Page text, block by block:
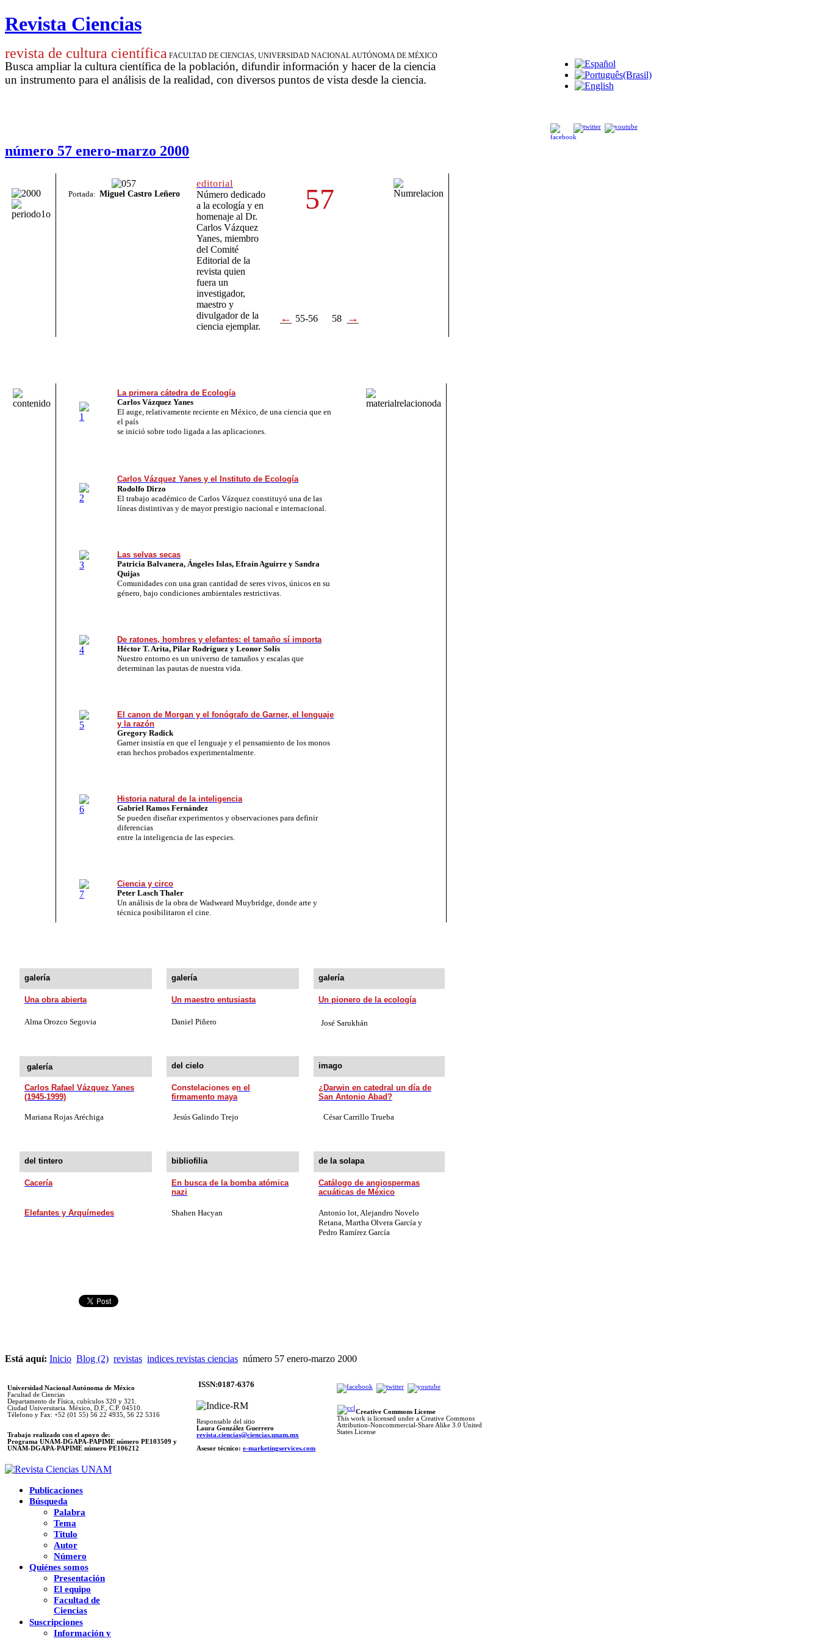
Revista Ciencias
revista de cultura científica FACULTAD DE CIENCIAS, UNIVERSIDAD NACIONAL AUTÓNOMA DE MÉXICO
Busca ampliar la cultura científica de la población, difundir información y hacer de la ciencia
un instrumento para el análisis de la realidad, con diversos puntos de vista desde la ciencia.
número 57 enero-marzo 2000
Portada: Miguel Castro Leñero
editorial
Número dedicado
a la ecología y en
homenaje al Dr.
Carlos Vázquez
Yanes, miembro
del Comité
Editorial de la
revista quien
fuera un
investigador,
maestro y
divulgador de la
ciencia ejemplar.
57
← 55-56 58 →
La primera cátedra de Ecología
Carlos Vázquez Yanes
El auge, relativamente reciente en México, de una ciencia que en
el país
se inició sobre todo ligada a las aplicaciones.
Carlos Vázquez Yanes y el Instituto de Ecología
Rodolfo Dirzo
El trabajo académico de Carlos Vázquez constituyó una de las
líneas distintivas y de mayor prestigio nacional e internacional.
Las selvas secas
Patricia Balvanera, Ángeles Islas, Efraín Aguirre y Sandra
Quijas
Comunidades con una gran cantidad de seres vivos, únicos en su
género, bajo condiciones ambientales restrictivas.
De ratones, hombres y elefantes: el tamaño sí importa
Héctor T. Arita, Pilar Rodríguez y Leonor Solís
Nuestro entorno es un universo de tamaños y escalas que
determinan las pautas de nuestra vida.
El canon de Morgan y el fonógrafo de Garner, el lenguaje
y la razón
Gregory Radick
Garner insistía en que el lenguaje y el pensamiento de los monos
eran hechos probados experimentalmente.
Historia natural de la inteligencia
Gabriel Ramos Fernández
Se pueden diseñar experimentos y observaciones para definir
diferencias
entre la inteligencia de las especies.
Ciencia y circo
Peter Lasch Thaler
Un análisis de la obra de Wadweard Muybridge, donde arte y
técnica posibilitaron el cine.
galería galería galería
Una obra abierta Un maestro entusiasta Un pionero de la ecología
Alma Orozco Segovia Daniel Piñero José Sarukhán
galería del cielo imago
Carlos Rafael Vázquez Yanes
(1945-1999)
Constelaciones en el
firmamento maya
¿Darwin en catedral un día de
San Antonio Abad?
Mariana Rojas Aréchiga Jesús Galindo Trejo César Carrillo Trueba
del tintero bibliofilia de la solapa
Cacería
En busca de la bomba atómica
nazi
Catálogo de angiospermas
acuáticas de México
Elefantes y Arquímedes Shahen Hacyan
Antonio lot, Alejandro Novelo
Retana, Martha Olvera García y
Pedro Ramírez García
Está aquí: Inicio Blog (2) revistas indices revistas ciencias número 57 enero-marzo 2000
Universidad Nacional Autónoma de México
Facultad de Ciencias
Departamento de Física, cubículos 320 y 321.
Ciudad Universitaria. México, D.F., C.P. 04510.
Télefono y Fax: +52 (01 55) 56 22 4935, 56 22 5316
Trabajo realizado con el apoyo de:
Programa UNAM-DGAPA-PAPIME número PE103509 y
UNAM-DGAPA-PAPIME número PE106212
ISSN:0187-6376
Responsable del sitio
Laura González Guerrero
revista.ciencias@ciencias.unam.mx
Asesor técnico: e-marketingservices.com
Creative Commons License
This work is licensed under a Creative Commons
Attribution-Noncommercial-Share Alike 3.0 United
States License
Publicaciones
Búsqueda
Palabra
Tema
Titulo
Autor
Número
Quiénes somos
Presentación
El equipo
Facultad de
Ciencias
Suscripciones
Información y